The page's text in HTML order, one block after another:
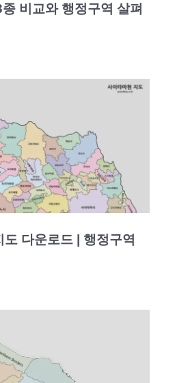
비교와 행정구역 살펴
다운로드 | 행정구역